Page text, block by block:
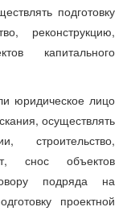
подготовку
реконструкцию,
капитального
юридическое лицо
осуществлять
строительство,
снос объектов
подряда на
проектной